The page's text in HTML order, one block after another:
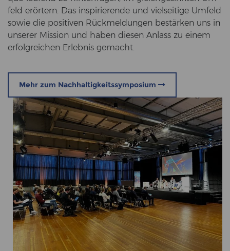
feld er­ör­tern. Das in­spi­rie­ren­de und viel­sei­ti­ge Um­feld
sowie die po­si­ti­ven Rück­mel­dun­gen be­stär­ken uns in
un­se­rer Mis­si­on und haben die­sen An­lass zu einem
er­folg­rei­chen Er­leb­nis ge­macht.
Mehr zum Nachhaltigkeitssymposium